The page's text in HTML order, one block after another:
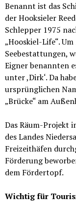
Benannt ist das
der Hooksieler
Schlepper 1975
„Hooskiel-Life“.
Seebestattungen,
Eigner benannten
unter ,Dirk‘. Da
ursprünglichen
„Brücke“ am
Das Räum-Projekt
des Landes
Freizeithäfen
Förderung
dem Fördertopf.
Wichtig für